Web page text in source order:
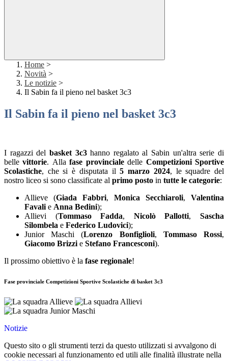
Home >
Novità >
Le notizie >
Il Sabin fa il pieno nel basket 3c3
Il Sabin fa il pieno nel basket 3c3
I ragazzi del basket 3c3hanno regalato al Sabin un'altra serie di
bellevittorie. Allafase provincialedelle Competizioni Sportive
Scolastiche, che si è disputata il5 marzo 2024, le squadre del
nostro liceo si sono classificate al primo posto in tutte le categorie:
Allieve (Giada Fabbri, Monica Secchiaroli, Valentina
Favali e Anna Bedini);
Allievi (Tommaso Fadda, Nicolò Pallotti,Sascha
Silombela e Federico Ludovici);
Junior Maschi (Lorenzo Bonfiglioli, Tommaso Rossi,
Giacomo Brizzi e Stefano Francesconi).
Il prossimo obiettivo è la fase regionale!
Fase provinciale Competizioni Sportive Scolastiche di basket 3c3
Notizie
Questo sito o gli strumenti terzi da questo utilizzati si avvalgono di
cookie necessari al funzionamento ed utili alle finalità illustrate nella